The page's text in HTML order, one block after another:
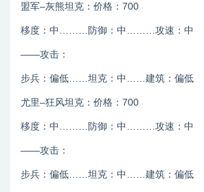
盟军–灰熊坦克：价格：700
移度：中………防御：中………攻速：中
——攻击：
步兵：偏低……坦克：中……建筑：偏低
尤里–狂风坦克：价格：700
移度：中………防御：中………攻速：中
——攻击：
步兵：偏低……坦克：中……建筑：偏低